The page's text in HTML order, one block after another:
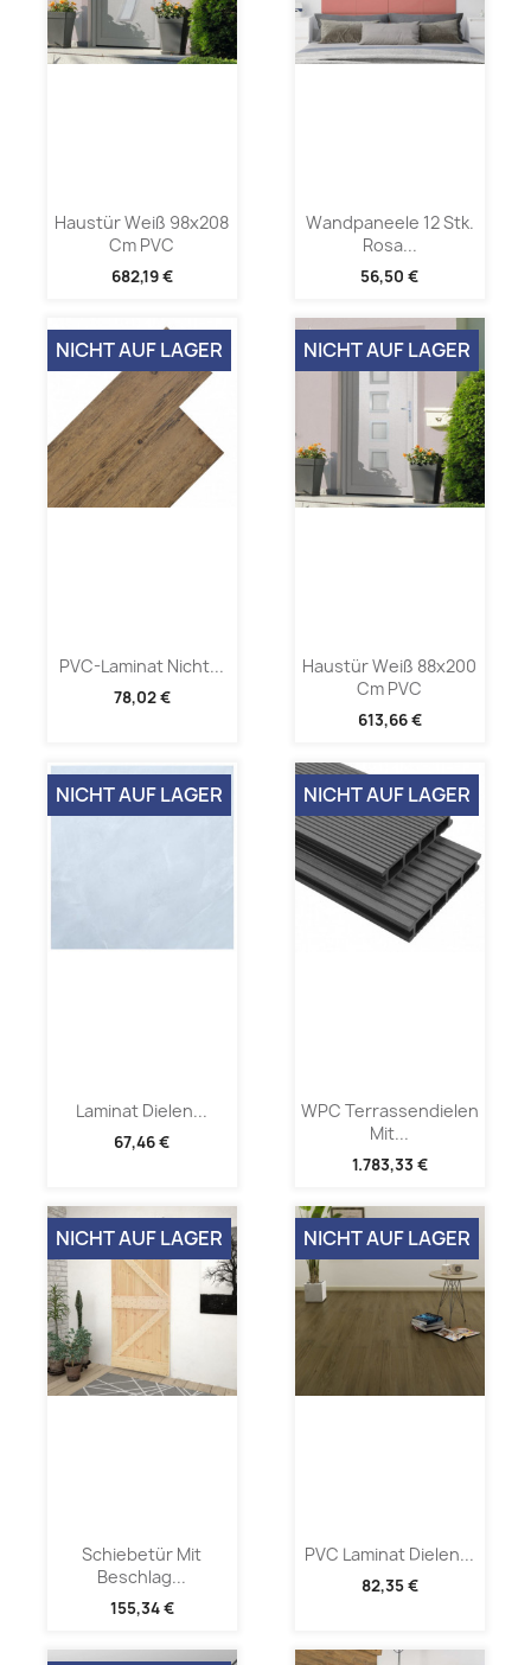
Haustür Weiß 98x208
Cm PVC
682,19 €
Wandpaneele 12 Stk.
Rosa...
56,50 €
PVC-Laminat Nicht...
78,02 €
NICHT AUF LAGER
Haustür Weiß 88x200
Cm PVC
613,66 €
NICHT AUF LAGER
Laminat Dielen...
67,46 €
NICHT AUF LAGER
WPC Terrassendielen
Mit...
1.783,33 €
NICHT AUF LAGER
Schiebetür Mit
Beschlag...
155,34 €
NICHT AUF LAGER
PVC Laminat Dielen...
82,35 €
NICHT AUF LAGER